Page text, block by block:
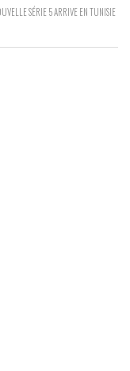
SÉRIE 5 ARRIVE EN TUNISIE